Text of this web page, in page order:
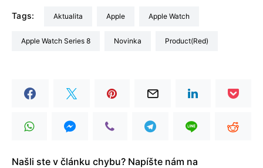
Tags: aktualita Apple Apple Watch
Apple Watch Series 8 Novinka Product(Red)
Našli ste v článku chybu? Napíšte nám na